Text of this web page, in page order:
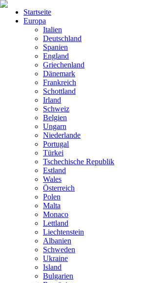
Startseite
Europa
Italien
Deutschland
Spanien
England
Griechenland
Dänemark
Frankreich
Schottland
Irland
Schweiz
Belgien
Ungarn
Niederlande
Portugal
Türkei
Tschechische Republik
Estland
Wales
Österreich
Polen
Malta
Monaco
Lettland
Liechtenstein
Albanien
Schweden
Ukraine
Island
Bulgarien